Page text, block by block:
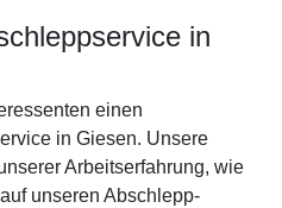
in
einen
in Giesen. Unsere
Arbeitserfahrung, wie
unseren Abschlepp-